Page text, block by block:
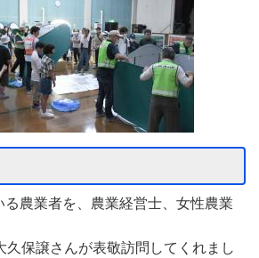
農業者を、農業経営士、女性農業
保譲さんが表敬訪問してくれまし